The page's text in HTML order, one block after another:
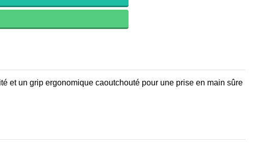
et un grip ergonomique caoutchouté pour une prise en main sûre